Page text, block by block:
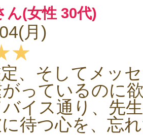
ん(女性 30代)
月)
、そしてメッ
っているのに
イス通り、先
待つ心を、忘